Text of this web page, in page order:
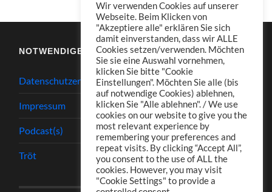
NOTWENDIGES
Datenschutzerklärung
Impressum
Podcast(s)
Tröt
Wir verwenden Cookies auf unserer
Webseite. Beim Klicken von
"Akzeptiere alle" erklären Sie sich
damit einverstanden, dass wir ALLE
Cookies setzen/verwenden. Möchten
Sie sie eine Auswahl vornehmen,
klicken Sie bitte "Cookie
Einstellungen". Möchten Sie alle (bis
auf notwendige Cookies) ablehnen,
klicken Sie "Alle ablehnen". / We use
cookies on our website to give you the
most relevant experience by
remembering your preferences and
repeat visits. By clicking “Accept All”,
you consent to the use of ALL the
cookies. However, you may visit
"Cookie Settings" to provide a